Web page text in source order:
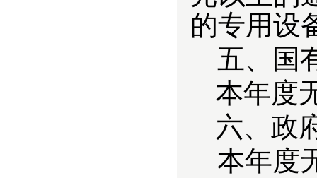
的专用设
五、国
本年度
六、政
本年度